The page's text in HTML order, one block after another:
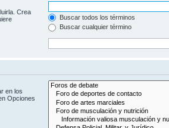
Crea
Buscar todos los términos
Buscar cualquier término
en los
Opciones